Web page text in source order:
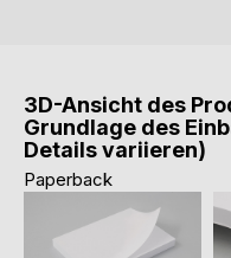
3D-Ansicht des
Grundlage des
Details variieren)
Paperback